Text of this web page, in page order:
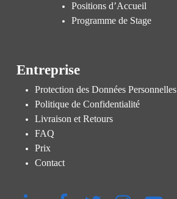
Entreprise
Protection des Données Personnelles
Politique de Confidentialité
Livraison et Retours
FAQ
Prix
Contact
Positions d’Accueil
Programme de Stage